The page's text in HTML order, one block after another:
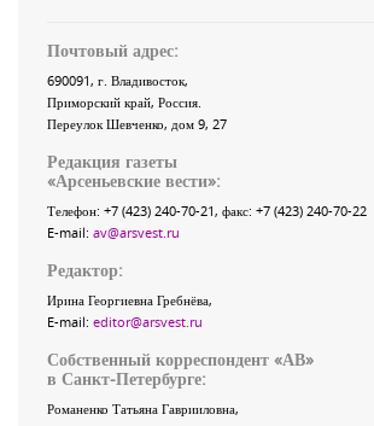
Почтовый адрес:
690091, г. Владивосток,
Приморский край, Россия
Переулок Шевченко, дом 9, 27
Редакция газеты
«Арсеньевские вести»:
Телефон: +7 (423) 240-70-21, факс: +7 (423) 240-70-22
E-mail: av@arsvest.ru
Редактор:
Ирина Георгиевна Гребнёва,
E-mail: editor@arsvest.ru
Собственный корреспондент «АВ»
в Санкт-Петербурге:
Романенко Татьяна Гаврииловна,